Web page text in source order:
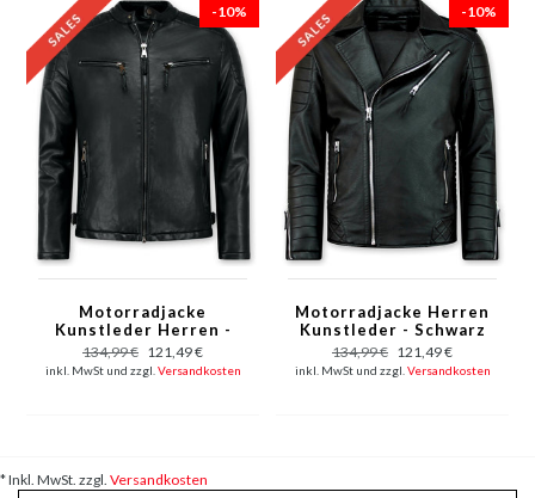
-10%
Motorradjacke
Kunstleder Herren -
Bikerjacke - Schwarz
134,99 € 121,49 €
inkl. MwSt und zzgl. Versandkosten
-10%
Motorradjacke Herren
Kunstleder - Schwarz
134,99 € 121,49 €
inkl. MwSt und zzgl. Versandkosten
* Inkl. MwSt. zzgl. Versandkosten